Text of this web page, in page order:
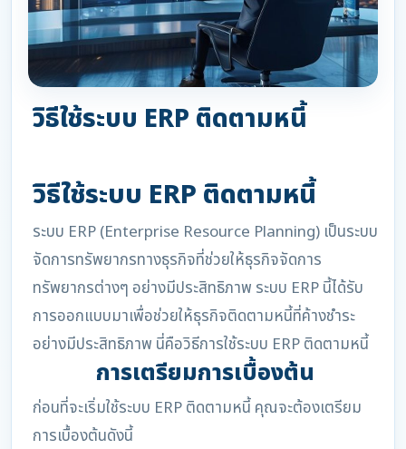
วิธีใช้ระบบ ERP ติดตามหนี้
วิธีใช้ระบบ ERP ติดตามหนี้
ระบบ ERP (Enterprise Resource Planning) เป็นระบบ
จัดการทรัพยากรทางธุรกิจที่ช่วยให้ธุรกิจจัดการ
ทรัพยากรต่างๆ อย่างมีประสิทธิภาพ ระบบ ERP นี้ได้รับ
การออกแบบมาเพื่อช่วยให้ธุรกิจติดตามหนี้ที่ค้างชำระ
อย่างมีประสิทธิภาพ นี่คือวิธีการใช้ระบบ ERP ติดตามหนี้
การเตรียมการเบื้องต้น
ก่อนที่จะเริ่มใช้ระบบ ERP ติดตามหนี้ คุณจะต้องเตรียม
การเบื้องต้นดังนี้